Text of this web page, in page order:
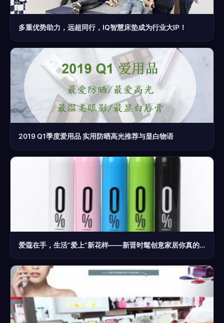
多重优势助力，远超同行，IQ智慧床垫成为行业大IP！
2019 Q1季度爱用品 实用防晒高光推荐与显白物语
爱蔻在手，生活“爱上”新花样——新晋时髦创意家居你真的不来一打？